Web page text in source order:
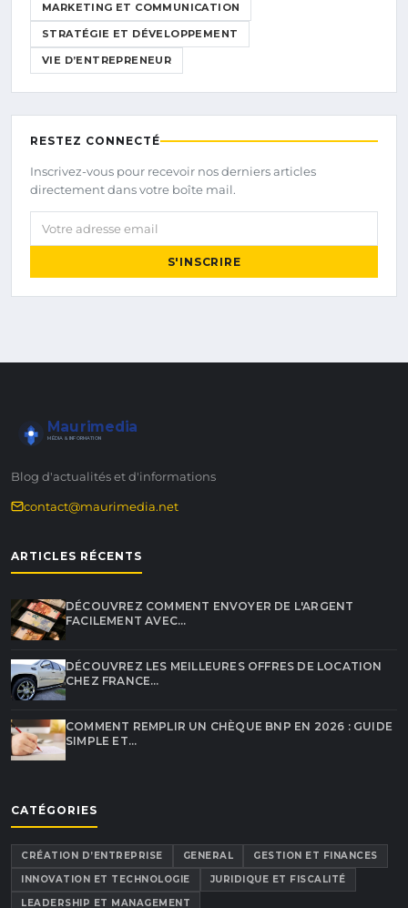
MARKETING ET COMMUNICATION
STRATÉGIE ET DÉVELOPPEMENT
VIE D’ENTREPRENEUR
RESTEZ CONNECTÉ
Inscrivez-vous pour recevoir nos derniers articles
directement dans votre boîte mail.
Votre adresse email
S'INSCRIRE
Maurimedia
MÉDIA & INFORMATION
Blog d'actualités et d'informations
contact@maurimedia.net
ARTICLES RÉCENTS
DÉCOUVREZ COMMENT ENVOYER DE L'ARGENT
FACILEMENT AVEC…
DÉCOUVREZ LES MEILLEURES OFFRES DE LOCATION
CHEZ FRANCE…
COMMENT REMPLIR UN CHÈQUE BNP EN 2026 : GUIDE
SIMPLE ET…
CATÉGORIES
CRÉATION D’ENTREPRISE GENERAL
GESTION ET FINANCES
INNOVATION ET TECHNOLOGIE
JURIDIQUE ET FISCALITÉ
LEADERSHIP ET MANAGEMENT